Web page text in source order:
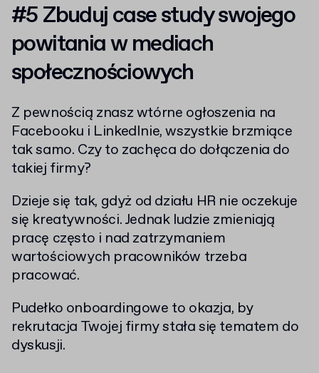
#5 Zbuduj case study swojego
powitania w mediach
społecznościowych
Z pewnością znasz wtórne ogłoszenia na
Facebooku i LinkedInie, wszystkie brzmiące
tak samo. Czy to zachęca do dołączenia do
takiej firmy?
Dzieje się tak, gdyż od działu HR nie oczekuje
się kreatywności. Jednak ludzie zmieniają
pracę często i nad zatrzymaniem
wartościowych pracowników trzeba
pracować.
Pudełko onboardingowe to okazja, by
rekrutacja Twojej firmy stała się tematem do
dyskusji.